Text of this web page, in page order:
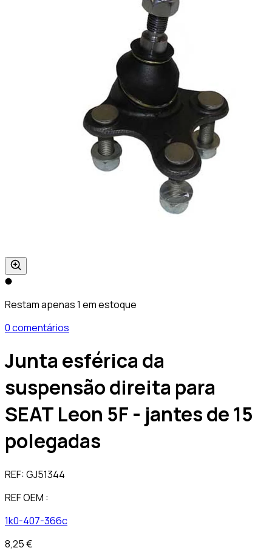
Restam apenas 1 em estoque
0 comentários
Junta esférica da
suspensão direita para
SEAT Leon 5F - jantes de 15
polegadas
REF:GJ51344
REF OEM :
1k0-407-366c
8,25 €